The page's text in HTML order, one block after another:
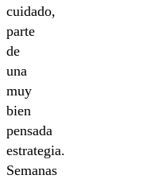
cuidado,
parte
de
una
muy
bien
pensada
estrategia.
Semanas